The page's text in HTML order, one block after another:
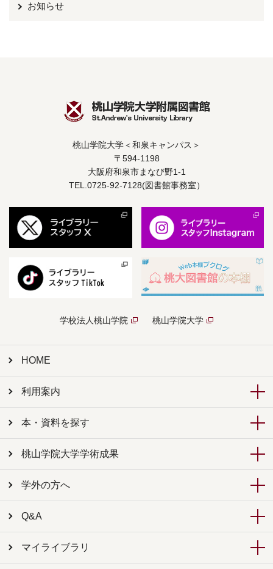
お知らせ
桃山学院大学＜和泉キャンパス＞
〒594-1198
大阪府和泉市まなび野1-1
TEL.0725-92-7128(図書館事務室）
学校法人桃山学院 桃山学院大学
HOME
利用案内
本・資料を探す
桃山学院大学学術成果
学外の方へ
Q&A
マイライブラリ